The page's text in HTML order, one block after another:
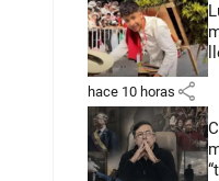
hace 10 horas share